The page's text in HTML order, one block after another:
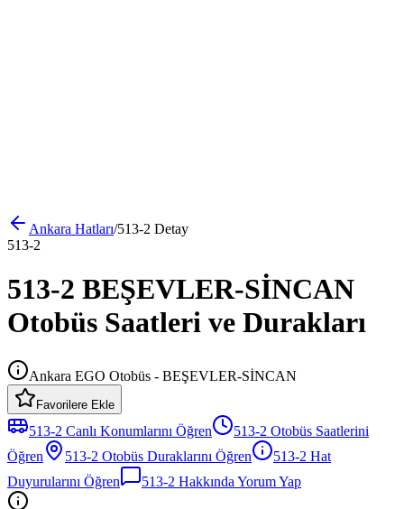
Ankara Hatları/513-2 Detay
513-2
513-2 BEŞEVLER-SİNCAN
Otobüs Saatleri ve Durakları
Ankara EGO Otobüs - BEŞEVLER-SİNCAN
Favorilere Ekle
513-2 Canlı Konumlarını Öğren 513-2 Otobüs Saatlerini
Öğren
513-2 Otobüs Duraklarını Öğren 513-2 Hat
Duyurularını Öğren
513-2 Hakkında Yorum Yap